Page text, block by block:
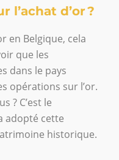
l’achat d’or ?
en Belgique, cela
que les
dans le pays
opérations sur l’or.
? C’est le
adopté cette
historique.